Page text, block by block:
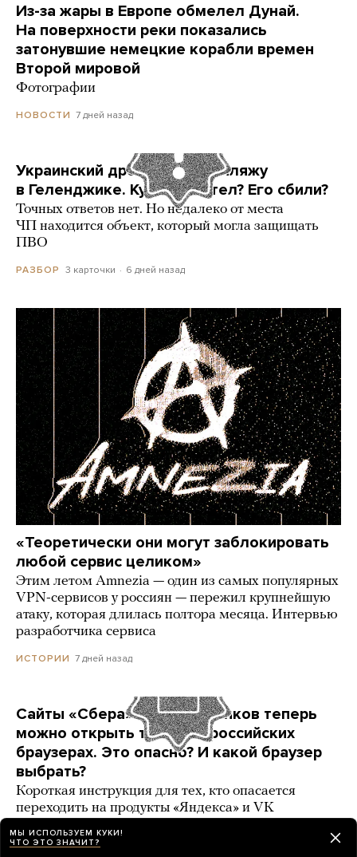
Из-за жары в Европе обмелел Дунай.
На поверхности реки показались
затонувшие немецкие корабли времен
Второй мировой
Фотографии
НОВОСТИ 7 дней назад
Украинский дрон попал по пляжу
в Геленджике. Куда он летел? Его сбили?
Точных ответов нет. Но недалеко от места
ЧП находится объект, который могла защищать
ПВО
РАЗБОР 3 карточки 6 дней назад
«Теоретически они могут заблокировать
любой сервис целиком»
Этим летом Amnezia — один из самых популярных
VPN-сервисов у россиян — пережил крупнейшую
атаку, которая длилась полтора месяца. Интервью
разработчика сервиса
ИСТОРИИ 7 дней назад
Сайты «Сбера» и других банков теперь
можно открыть только в российских
браузерах. Это опасно? И какой браузер
выбрать?
Короткая инструкция для тех, кто опасается
переходить на продукты «Яндекса» и VK
РАЗБОР 3 карточки
МЫ ИСПОЛЬЗУЕМ КУКИ!
ЧТО ЭТО ЗНАЧИТ?